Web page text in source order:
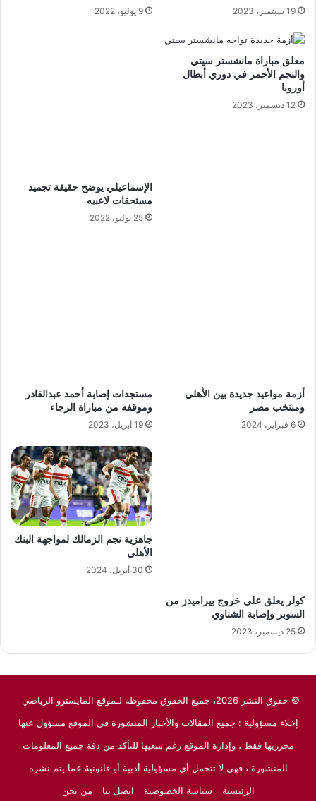
19 سبتمبر، 2023
9 يوليو، 2022
معلق مباراة مانشستر سيتي
والنجم الأحمر في دوري أبطال
أوروبا
12 ديسمبر، 2023
الإسماعيلي يوضح حقيقة تجميد
مستحقات لاعبيه
25 يوليو، 2022
أزمة مواعيد جديدة بين الأهلي
ومنتخب مصر
6 فبراير، 2024
مستجدات إصابة أحمد عبدالقادر
وموقفه من مباراة الرجاء
19 أبريل، 2023
كولر يعلق على خروج بيراميدز من
السوبر وإصابة الشناوي
25 ديسمبر، 2023
جاهزية نجم الزمالك لمواجهة البنك
الأهلي
30 أبريل، 2024
© حقوق النشر 2026، جميع الحقوق محفوظة لـموقع المايسترو الرياضي
إخلاء مسؤولية : جميع المقالات والأخبار المنشورة فى الموقع مسؤول عنها
محرريها فقط ، وإدارة الموقع رغم سعيها للتأكد من دقة جميع المعلومات
المنشورة ، فهي لا تتحمل أى مسؤولية أدبية أو قانونية عما يتم نشره
الرئيسية
سياسة الخصوصية اتصل بنا من نحن